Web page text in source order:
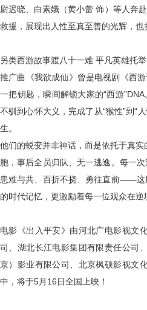
尉迟晓、白素娥（黄小蕾 饰）等人奔
救援，展现出人性至真至善的光辉，
另类西游故事渡八十一难 平凡英雄托
推广曲《我欲成仙》曾是电视剧《西
一把钥匙，瞬间解锁大家的“西游”DNA
不驯到心怀大义，完成了从“猴性”到“
生。
他们的蜕变并非神话，而是依托于真
胞，事后全员归队、无一逃逸。每一
患难与共、百折不挠、勇往直前——这
的时代记忆，更激励着每一位观众在逆
电影《出入平安》由河北广电影视文
司、湖北长江电影集团有限责任公司
京）影业有限公司、北京枫硕影视文
中，将于5月 16日全国上映！